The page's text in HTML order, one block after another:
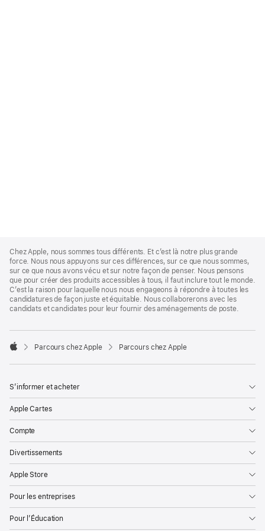
Footer
Chez Apple, nous sommes tous différents. Et c’est là notre plus grande
force. Nous nous appuyons sur ces différences, sur ce que nous sommes,
sur ce que nous avons vécu et sur notre façon de penser. Nous pensons
que pour créer des produits accessibles à tous, il faut inclure tout le monde.
C’est la raison pour laquelle nous nous engageons à répondre à toutes les
candidatures de façon juste et équitable. Nous collaborerons avec les
candidats et candidates pour leur fournir des aménagements de poste.

Parcours chez Apple Parcours chez Apple
S’informer et acheter
Apple Cartes
Compte
Divertissements
Apple Store
Pour les entreprises
Pour l’Éducation